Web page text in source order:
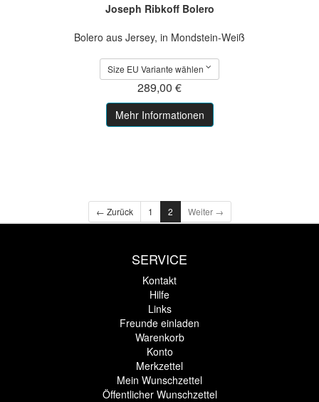
Joseph Ribkoff Bolero
Bolero aus Jersey, in Mondstein-Weiß
Size EU Variante wählen
289,00 €
Mehr Informationen
← Zurück 1 2 Weiter →
SERVICE
Kontakt
Hilfe
Links
Freunde einladen
Warenkorb
Konto
Merkzettel
Mein Wunschzettel
Öffentlicher Wunschzettel